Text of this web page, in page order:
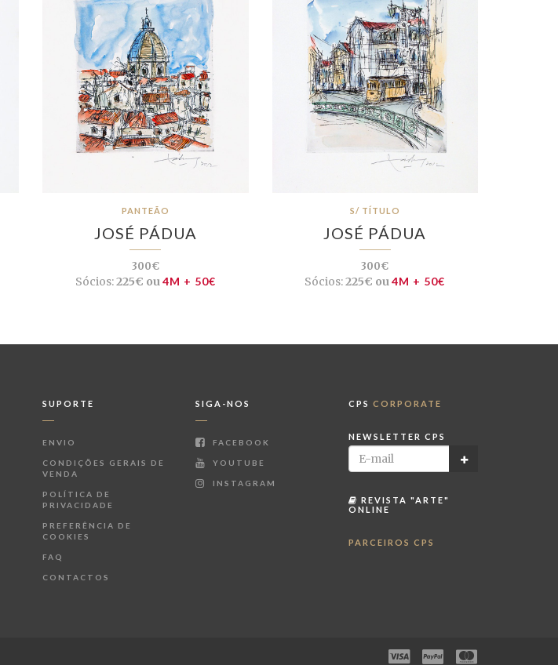
PANTEÃO
JOSÉ PÁDUA
300€
Sócios:225€ ou4M + 50€
S/ TÍTULO
JOSÉ PÁDUA
300€
Sócios:225€ ou4M + 50€
SUPORTE
ENVIO
CONDIÇÕES GERAIS DE
VENDA
POLÍTICA DE
PRIVACIDADE
PREFERÊNCIA DE
COOKIES
FAQ
CONTACTOS
SIGA-NOS
FACEBOOK
YOUTUBE
INSTAGRAM
CPS CORPORATE
NEWSLETTER CPS
REVISTA "ARTE"
ONLINE
PARCEIROS CPS